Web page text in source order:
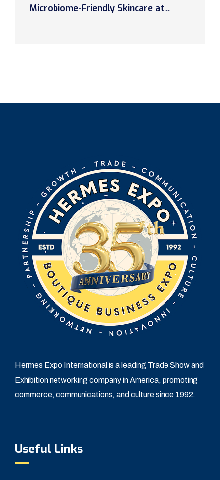
Microbiome-Friendly Skincare at...
Hermes Expo International is a leading Trade Show and
Exhibition networking company in America, promoting
commerce, communications, and culture since 1992.
Useful Links